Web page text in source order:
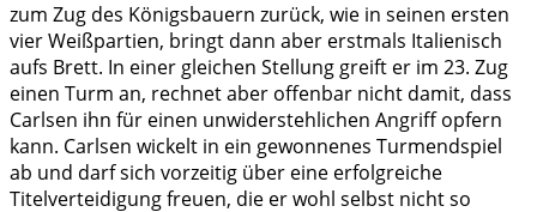
zum Zug des Königsbauern zurück, wie in seinen ersten
vier Weißpartien, bringt dann aber erstmals Italienisch
aufs Brett. In einer gleichen Stellung greift er im 23. Zug
einen Turm an, rechnet aber offenbar nicht damit, dass
Carlsen ihn für einen unwiderstehlichen Angriff opfern
kann. Carlsen wickelt in ein gewonnenes Turmendspiel
ab und darf sich vorzeitig über eine erfolgreiche
Titelverteidigung freuen, die er wohl selbst nicht so